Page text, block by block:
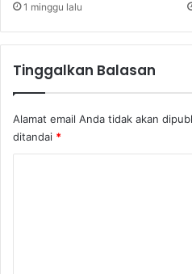
d
m
b
l
i
k
1 minggu lalu
Tinggalkan Balasan
Alamat email Anda tidak akan
ditandai *